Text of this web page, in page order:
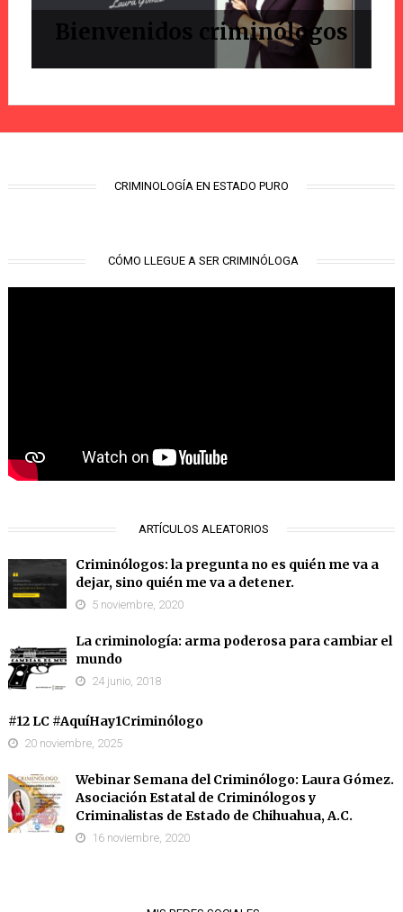
Bienvenidos criminólogos
CRIMINOLOGÍA EN ESTADO PURO
CÓMO LLEGUE A SER CRIMINÓLOGA
ARTÍCULOS ALEATORIOS
Criminólogos: la pregunta no es quién me va a
dejar, sino quién me va a detener.
5 noviembre, 2020
La criminología: arma poderosa para cambiar el
mundo
24 junio, 2018
#12 LC #AquíHay1Criminólogo
20 noviembre, 2025
Webinar Semana del Criminólogo: Laura Gómez.
Asociación Estatal de Criminólogos y
Criminalistas de Estado de Chihuahua, A.C.
16 noviembre, 2020